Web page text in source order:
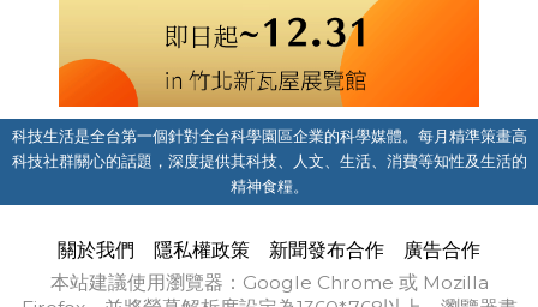
科技生活是全台第一個針對全台科學園區企業的科學媒體。每月精準策畫高
科技社群關心的話題，深度提供其科技、人文、生活、消費等知性及生活的
精神食糧。
關於我們 隱私權政策 新聞發布合作
廣告合作
本站建議使用瀏覽器：Google Chrome 或 Mozilla